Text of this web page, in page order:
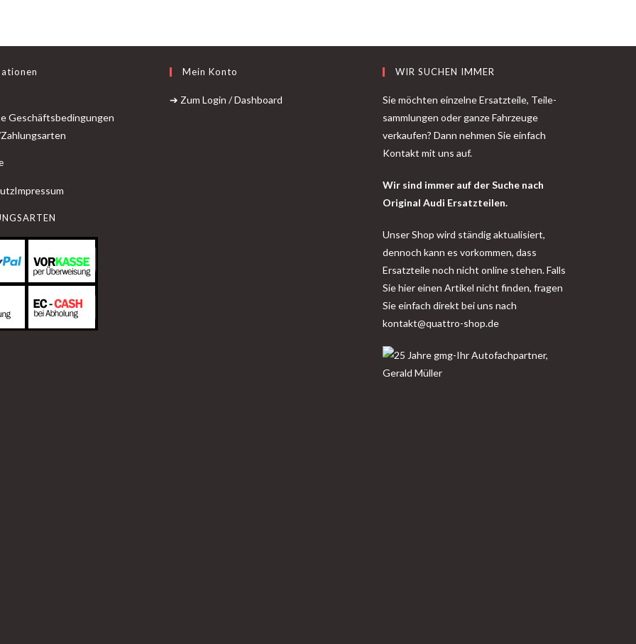
Geschäftsbedingungen
Impressum
Mein Konto
➔ Zum Login / Dashboard
WIR SUCHEN IMMER
Sie möchten einzelne Ersatzteile, Teile-
sammlungen oder ganze Fahrzeuge
verkaufen? Dann nehmen Sie einfach
Kontakt mit uns auf.
Wir sind immer auf der Suche nach
Original Audi Ersatzteilen.
Unser Shop wird ständig aktualisiert,
dennoch kann es vorkommen, dass
Ersatzteile noch nicht online stehen. Falls
Sie hier einen Artikel nicht finden, fragen
Sie einfach direkt bei uns nach
kontakt@quattro-shop.de